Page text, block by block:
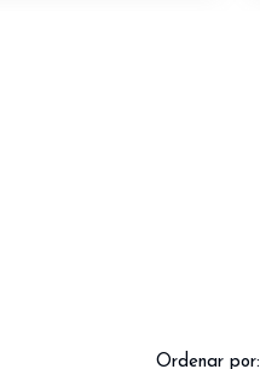
Ordenar por: